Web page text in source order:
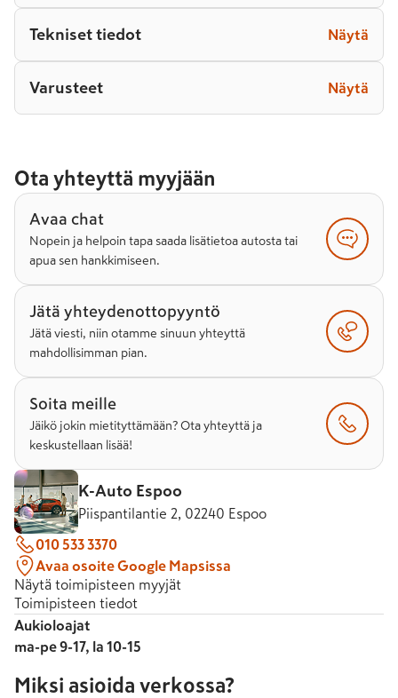
Tekniset tiedot Näytä
Varusteet Näytä
Ota yhteyttä myyjään
Avaa chat
Nopein ja helpoin tapa saada lisätietoa autosta tai
apua sen hankkimiseen.
Jätä yhteydenottopyyntö
Jätä viesti, niin otamme sinuun yhteyttä
mahdollisimman pian.
Soita meille
Jäikö jokin mietityttämään? Ota yhteyttä ja
keskustellaan lisää!
K-Auto Espoo
Piispantilantie 2, 02240 Espoo
010 533 3370
Avaa osoite Google Mapsissa
Näytä toimipisteen myyjät
Toimipisteen tiedot
Aukioloajat
ma-pe 9-17, la 10-15
Miksi asioida verkossa?